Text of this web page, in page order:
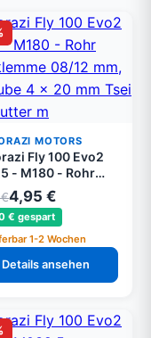
MOTORS
Fly 100 Evo2
- M180 - Rohr
08/12 mm,
4 x 20 mm
Mutter mit
M4
4,95 €
€ gespart
1-2 Wochen
Details ansehen